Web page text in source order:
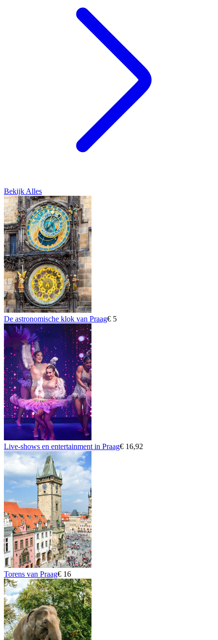
Bekijk Alles
De astronomische klok van Praag€ 5
Live-shows en entertainment in Praag€ 16,92
Torens van Praag€ 16